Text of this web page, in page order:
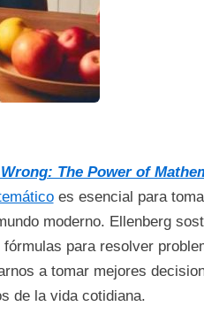
The Power of
es esencial para
moderno. Ellenberg
para resolver
a tomar mejores
de la vida cotidiana.